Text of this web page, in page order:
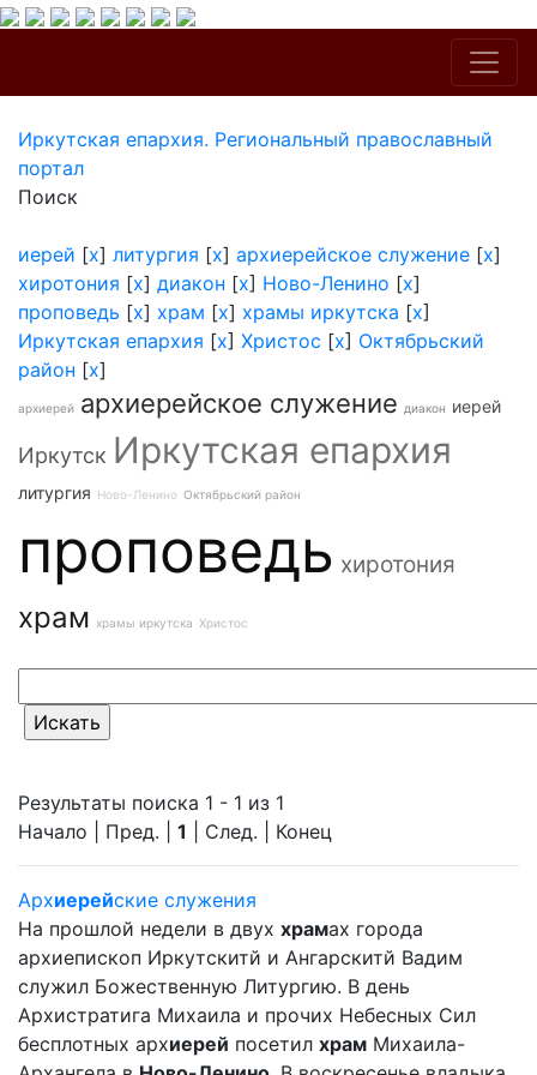
Иркутская епархия. Региональный православный
портал
Поиск
иерей [x] литургия [x] архиерейское служение [x]
хиротония [x] диакон [x] Ново-Ленино [x]
проповедь [x] храм [x] храмы иркутска [x]
Иркутская епархия [x] Христос [x] Октябрьский
район [x]
архиерей архиерейское служение диакон иерей
Иркутск Иркутская епархия
литургия Ново-Ленино Октябрьский район
проповедь хиротония
храм храмы иркутска Христос
Результаты поиска 1 - 1 из 1
Начало | Пред. | 1 | След. | Конец
Архиерейские служения
На прошлой недели в двух храмах города
архиепископ Иркутскитй и Ангарскитй Вадим
служил Божественную Литургию. В день
Архистратига Михаила и прочих Небесных Сил
бесплотных архиерей посетил храм Михаила-